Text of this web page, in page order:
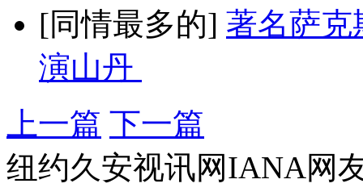
[同情最多的] 著名萨克
演山丹
上一篇 下一篇
纽约久安视讯网IANA网